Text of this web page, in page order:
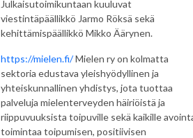
Julkaisutoimikuntaan kuuluvat
viestintäpäällikkö Jarmo Röksä sekä
kehittämispäällikkö Mikko Äärynen.
https://mielen.fi/Mielen ry on kolmatta
sektoria edustava yleishyödyllinen ja
yhteiskunnallinen yhdistys, jota tuottaa
palveluja mielenterveyden häiriöistä ja
riippuvuuksista toipuville sekä kaikille
toimintaa toipumisen, positiivisen